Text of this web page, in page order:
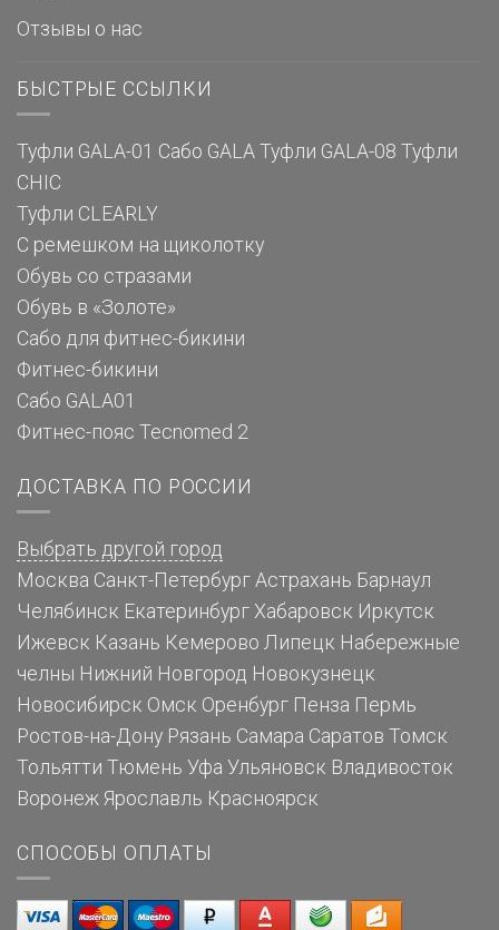
Отзывы о нас
БЫСТРЫЕ ССЫЛКИ
Туфли GALA-01 Сабо GALA Туфли GALA-08 Туфли
CHIC
Туфли CLEARLY
С ремешком на щиколотку
Обувь со стразами
Обувь в «Золоте»
Сабо для фитнес-бикини
Фитнес-бикини
Сабо GALA01
Фитнес-пояс Tecnomed 2
ДОСТАВКА ПО РОССИИ
Выбрать другой город
Москва Санкт-Петербург Астрахань Барнаул
Челябинск Екатеринбург Хабаровск Иркутск
Ижевск Казань Кемерово Липецк Набережные
челны Нижний Новгород Новокузнецк
Новосибирск Омск Оренбург Пенза Пермь
Ростов-на-Дону Рязань Самара Саратов Томск
Тольятти Тюмень Уфа Ульяновск Владивосток
Воронеж Ярославль Красноярск
СПОСОБЫ ОПЛАТЫ